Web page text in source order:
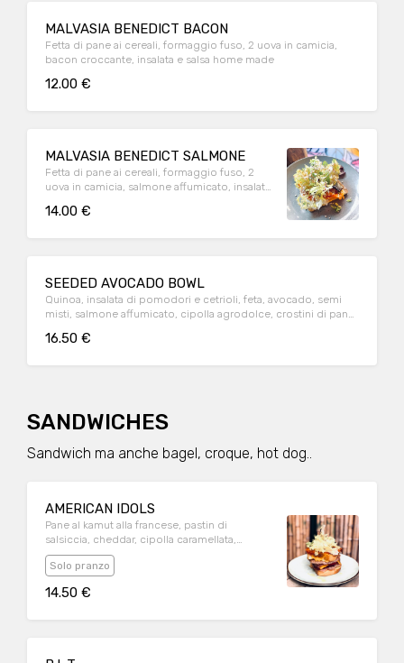
MALVASIA BENEDICT BACON
Fetta di pane ai cereali, formaggio fuso, 2 uova in camicia,
bacon croccante, insalata e salsa home made
12.00 €
MALVASIA BENEDICT SALMONE
Fetta di pane ai cereali, formaggio fuso, 2
uova in camicia, salmone affumicato, insalata
14.00 €
SEEDED AVOCADO BOWL
Quinoa, insalata di pomodori e cetrioli, feta, avocado, semi
misti, salmone affumicato, cipolla agrodolce, crostini di pane
16.50 €
SANDWICHES
Sandwich ma anche bagel, croque, hot dog..
AMERICAN IDOLS
Pane al kamut alla francese, pastin di
salsiccia, cheddar, cipolla caramellata,
bacon, cetriolini sottaceto, pomodoro, uovo
Solo pranzo
14.50 €